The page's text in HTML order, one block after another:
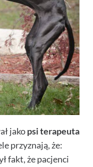
jakopsi terapeuta
przyznają, że:
fakt, że pacjenci